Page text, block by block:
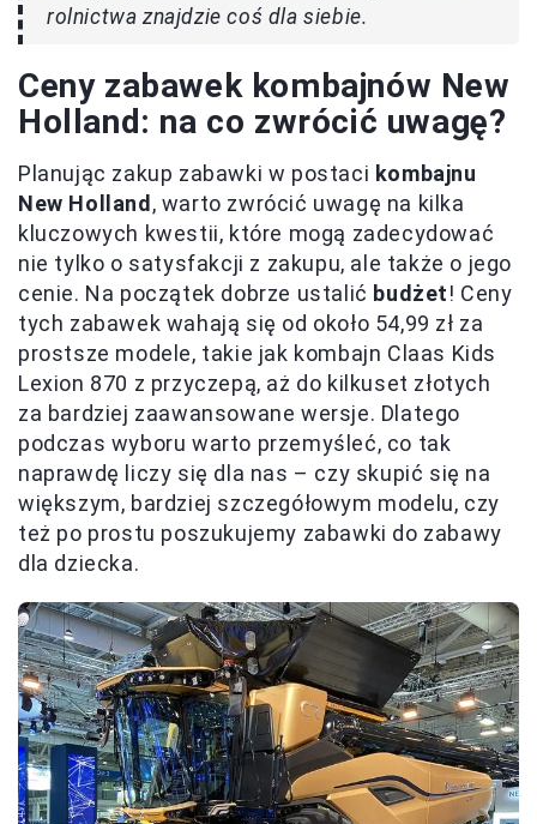
rolnictwa znajdzie coś dla siebie.
Ceny zabawek kombajnów New
Holland: na co zwrócić uwagę?
Planując zakup zabawki w postaci kombajnu
New Holland, warto zwrócić uwagę na kilka
kluczowych kwestii, które mogą zadecydować
nie tylko o satysfakcji z zakupu, ale także o jego
cenie. Na początek dobrze ustalić budżet! Ceny
tych zabawek wahają się od około 54,99 zł za
prostsze modele, takie jak kombajn Claas Kids
Lexion 870 z przyczepą, aż do kilkuset złotych
za bardziej zaawansowane wersje. Dlatego
podczas wyboru warto przemyśleć, co tak
naprawdę liczy się dla nas – czy skupić się na
większym, bardziej szczegółowym modelu, czy
też po prostu poszukujemy zabawki do zabawy
dla dziecka.